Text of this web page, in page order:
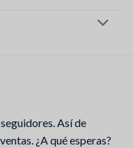
Así de
¿A qué esperas?